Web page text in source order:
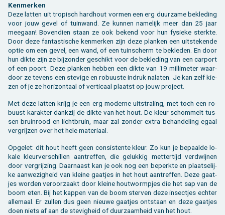
Ken­mer­ken
Deze lat­ten uit tro­pisch hard­hout vor­men een erg duur­za­me be­kle­ding
voor jouw gevel of tuin­wand. Ze kun­nen na­me­lijk meer dan 25 jaar
mee­gaan! Bo­ven­dien staan ze ook be­kend voor hun fy­sie­ke sterk­te.
Door deze fan­tas­ti­sche ken­mer­ken zijn deze plan­ken een uit­ste­ken­de
optie om een gevel, een wand, of een tuin­scherm te be­kle­den. En door
hun dikte zijn ze bij­zon­der ge­schikt voor de be­kle­ding van een car­port
of een poort. Deze plan­ken heb­ben een dikte van 19 mil­li­me­ter waar­
door ze te­vens een ste­vi­ge en ro­buus­te in­druk na­la­ten. Je kan zelf kie­
zen of je ze ho­ri­zon­taal of ver­ti­caal plaatst op jouw pro­ject.
Met deze lat­ten krijg je een erg mo­der­ne uit­stra­ling, met toch een ro­
buust ka­rak­ter dank­zij de dikte van het hout. De kleur schom­melt tus­
sen bruin­rood en licht­bruin, maar zal zon­der extra be­han­de­ling egaal
ver­grij­zen over het hele ma­te­ri­aal.
Op­ge­let: dit hout heeft geen con­sis­ten­te kleur. Zo kun je be­paal­de lo­
ka­le kleur­ver­schil­len aan­tref­fen, die ge­luk­kig met­ter­tijd ver­dwij­nen
door ver­grij­zing. Daar­naast kan je ook nog een be­perk­te en plaat­se­lij­
ke aan­we­zig­heid van klei­ne gaat­jes in het hout aan­tref­fen. Deze gaat­
jes wor­den ver­oor­zaakt door klei­ne hout­worm­pjes die het sap van de
boom eten. Bij het kap­pen van de boom ster­ven deze in­sect­jes ech­ter
al­le­maal. Er zul­len dus geen nieu­we gaat­jes ont­staan en deze gaat­jes
doen niets af aan de ste­vig­heid of duur­zaam­heid van het hout.